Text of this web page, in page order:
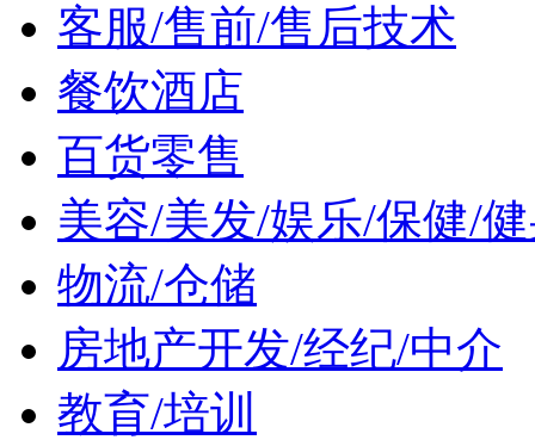
客服/售前/售后技术
餐饮酒店
百货零售
美容/美发/娱乐/保健/
物流/仓储
房地产开发/经纪/中介
教育/培训